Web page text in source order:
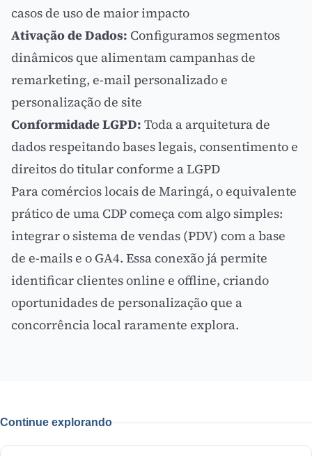
casos de uso de maior impacto
Ativação de Dados: Configuramos segmentos
dinâmicos que alimentam campanhas de
remarketing, e-mail personalizado e
personalização de site
Conformidade LGPD: Toda a arquitetura de
dados respeitando bases legais, consentimento e
direitos do titular conforme aLGPD
Para comércios locais de Maringá, o equivalente
prático de uma CDP começa com algo simples:
integrar o sistema de vendas (PDV) com a base
de e-mails e o GA4. Essa conexão já permite
identificar clientes online e offline, criando
oportunidades de personalização que a
concorrência local raramente explora.
Continue explorando